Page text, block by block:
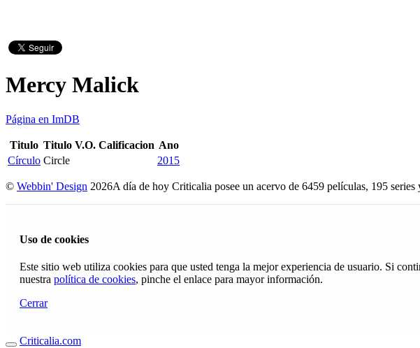
Mercy Malick
Página en ImDB
Titulo Titulo V.O. Calificacion Ano
Círculo Circle 2015
© Webbin' Design 2026A día de hoy Criticalia posee un acervo de 6459 películas, 195 series
Uso de cookies
Este sitio web utiliza cookies para que usted tenga la mejor experiencia de usuario. Si
nuestra política de cookies, pinche el enlace para mayor información.
Cerrar
Criticalia.com